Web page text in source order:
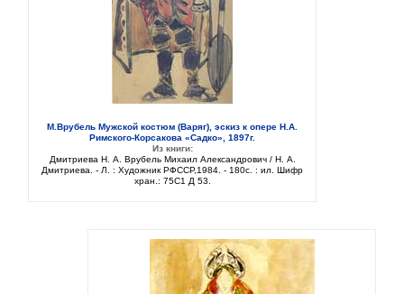
М.Врубель Мужской костюм (Варяг), эскиз к опере Н.А.
Римского-Корсакова «Садко», 1897г.
Из книги:
Дмитриева Н. А. Врубель Михаил Александрович / Н. А.
Дмитриева. - Л. : Художник РФССР,1984. - 180с. : ил. Шифр
хран.: 75C1 Д 53.